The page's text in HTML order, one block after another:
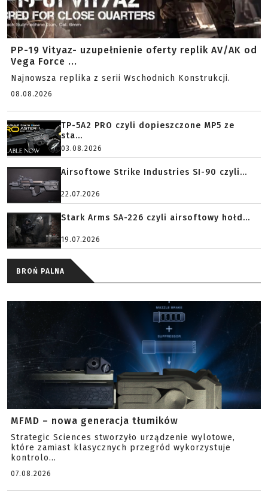
PP-19 Vityaz- uzupełnienie oferty replik AV/AK od
Vega Force ...
Najnowsza replika z serii Wschodnich Konstrukcji.
08.08.2026
TP-5A2 PRO czyli dopieszczone MP5 ze
sta...
03.08.2026
Airsoftowe Strike Industries SI-90 czyli...
22.07.2026
Stark Arms SA-226 czyli airsoftowy hołd...
19.07.2026
BROŃ PALNA
MFMD – nowa generacja tłumików
Strategic Sciences stworzyło urządzenie wylotowe,
które zamiast klasycznych przegród wykorzystuje
kontrolo...
07.08.2026